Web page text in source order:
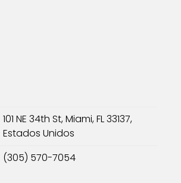
101 NE 34th St, Miami, FL 33137,
Estados Unidos
(305) 570-7054